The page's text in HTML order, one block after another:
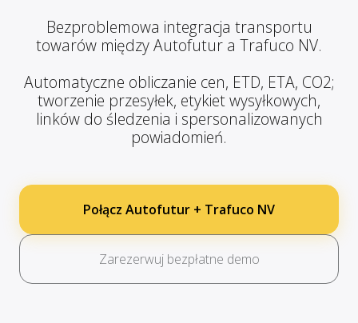
Bezproblemowa integracja transportu
towarów między Autofutur a Trafuco NV.
Automatyczne obliczanie cen, ETD, ETA, CO2;
tworzenie przesyłek, etykiet wysyłkowych,
linków do śledzenia i spersonalizowanych
powiadomień.
Połącz Autofutur + Trafuco NV
Zarezerwuj bezpłatne demo